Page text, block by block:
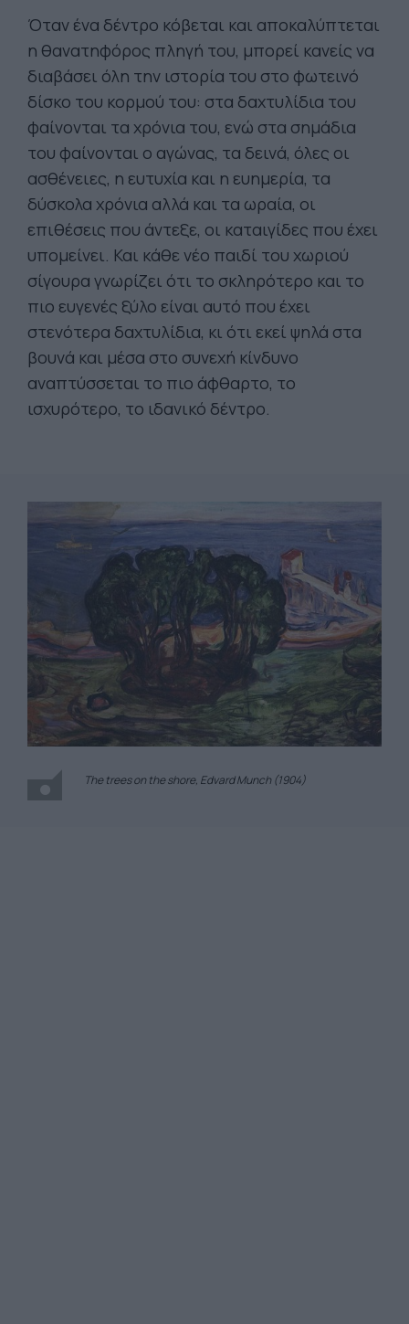
Όταν ένα δέντρο κόβεται και αποκαλύπτεται
η θανατηφόρος πληγή του, μπορεί κανείς να
διαβάσει όλη την ιστορία του στο φωτεινό
δίσκο του κορμού του: στα δαχτυλίδια του
φαίνονται τα χρόνια του, ενώ στα σημάδια
του φαίνονται ο αγώνας, τα δεινά, όλες οι
ασθένειες, η ευτυχία και η ευημερία, τα
δύσκολα χρόνια αλλά και τα ωραία, οι
επιθέσεις που άντεξε, οι καταιγίδες που έχει
υπομείνει. Και κάθε νέο παιδί του χωριού
σίγουρα γνωρίζει ότι το σκληρότερο και το
πιο ευγενές ξύλο είναι αυτό που έχει
στενότερα δαχτυλίδια, κι ότι εκεί ψηλά στα
βουνά και μέσα στο συνεχή κίνδυνο
αναπτύσσεται το πιο άφθαρτο, το
ισχυρότερο, το ιδανικό δέντρο.
The trees on the shore, Edvard Munch (1904)